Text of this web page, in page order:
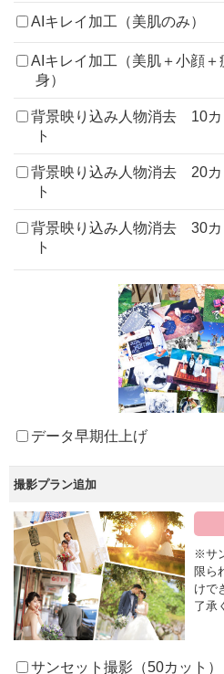
AIキレイ加工（美肌のみ）
AIキレイ加工（美肌＋小顔＋
身）
背景映り込み人物消去 10カ
ト
背景映り込み人物消去 20カ
ト
背景映り込み人物消去 30カ
ト
データ早期仕上げ
撮影プラン追加
※サ
限ら
けで
了承
サンセット撮影（50カット）